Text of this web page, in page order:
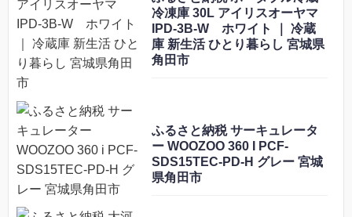
冷凍庫 30L アイリスオーヤマ
IPD-3B-W ホワイト ｜ 冷蔵
庫 新生活 ひとり暮らし 宮城県
角田市
ふるさと納税 サーキュレータ
ー WOOZOO 360 I PCF-
SDS15TEC-PD-H グレー 宮城
県角田市